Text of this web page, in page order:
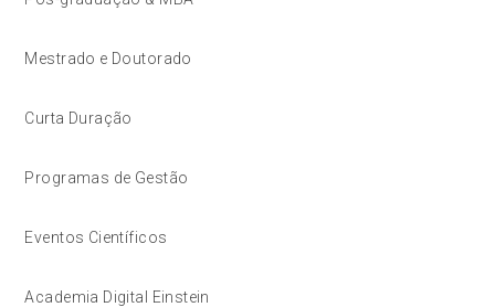
Mestrado e Doutorado
Curta Duração
Programas de Gestão
Eventos Científicos
Academia Digital Einstein